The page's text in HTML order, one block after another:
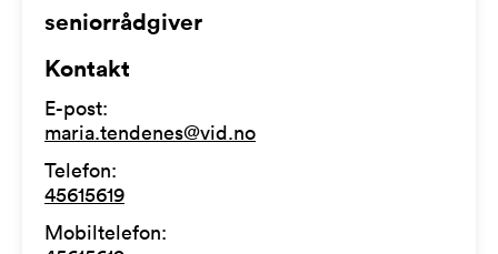
seniorrådgiver
Kontakt
E-post:
maria.tendenes@vid.no
Telefon:
45615619
Mobiltelefon: